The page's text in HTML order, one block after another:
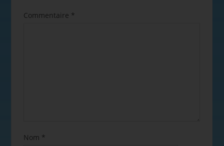
Commentaire *
Nom *